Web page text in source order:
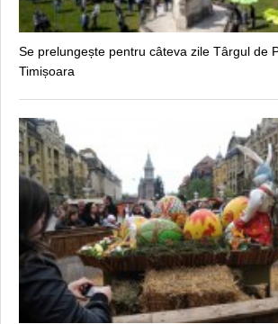
Se prelungește pentru câteva zile Târgul de
Timișoara